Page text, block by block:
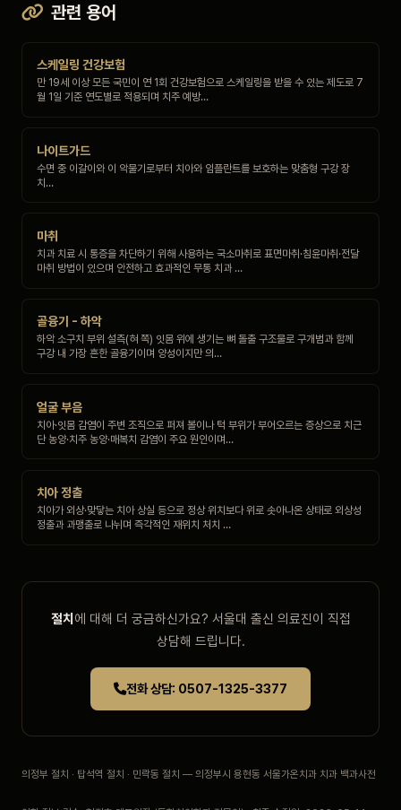
관련 용어
스케일링 건강보험
만 19세 이상 모든 국민이 연 1회 건강보험으로 스케일링을 받을 수 있는 제도로 7
월 1일 기준 연도별로 적용되며 치주 예방…
나이트가드
수면 중 이갈이와 이 악물기로부터 치아와 임플란트를 보호하는 맞춤형 구강 장
치…
마취
치과 치료 시 통증을 차단하기 위해 사용하는 국소마취로 표면마취·침윤마취·전달
마취 방법이 있으며 안전하고 효과적인 무통 치과 …
골융기 - 하악
하악 소구치 부위 설측(혀 쪽) 잇몸 위에 생기는 뼈 돌출 구조물로 구개범과 함께
구강 내 가장 흔한 골융기이며 양성이지만 의…
얼굴 부음
치아·잇몸 감염이 주변 조직으로 퍼져 볼이나 턱 부위가 부어오르는 증상으로 치근
단 농양·치주 농양·매복치 감염이 주요 원인이며…
치아 정출
치아가 외상·맞닿는 치아 상실 등으로 정상 위치보다 위로 솟아나온 상태로 외상성
정출과 과맹출로 나뉘며 즉각적인 재위치 처치 …
절치 에 대해 더 궁금하신가요? 서울대 출신 의료진이 직접
상담해 드립니다.
전화 상담: 0507-1325-3377
의정부 절치 · 탑석역 절치 · 민락동 절치 — 의정부시 용현동 서울가온치과 치과 백과사전